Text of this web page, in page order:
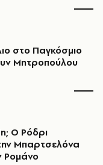
στο Παγκόσμιο
Μητροπούλου
Ο Ρόδρι
Μπαρτσελόνα
Ρομάνο